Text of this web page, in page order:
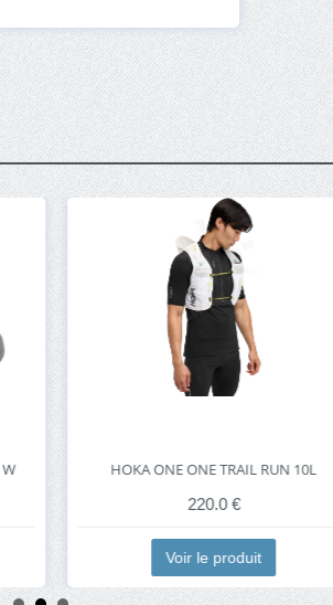
HOKA ONE ONE TRAIL RUN 10L
220.0 €
Voir le produit